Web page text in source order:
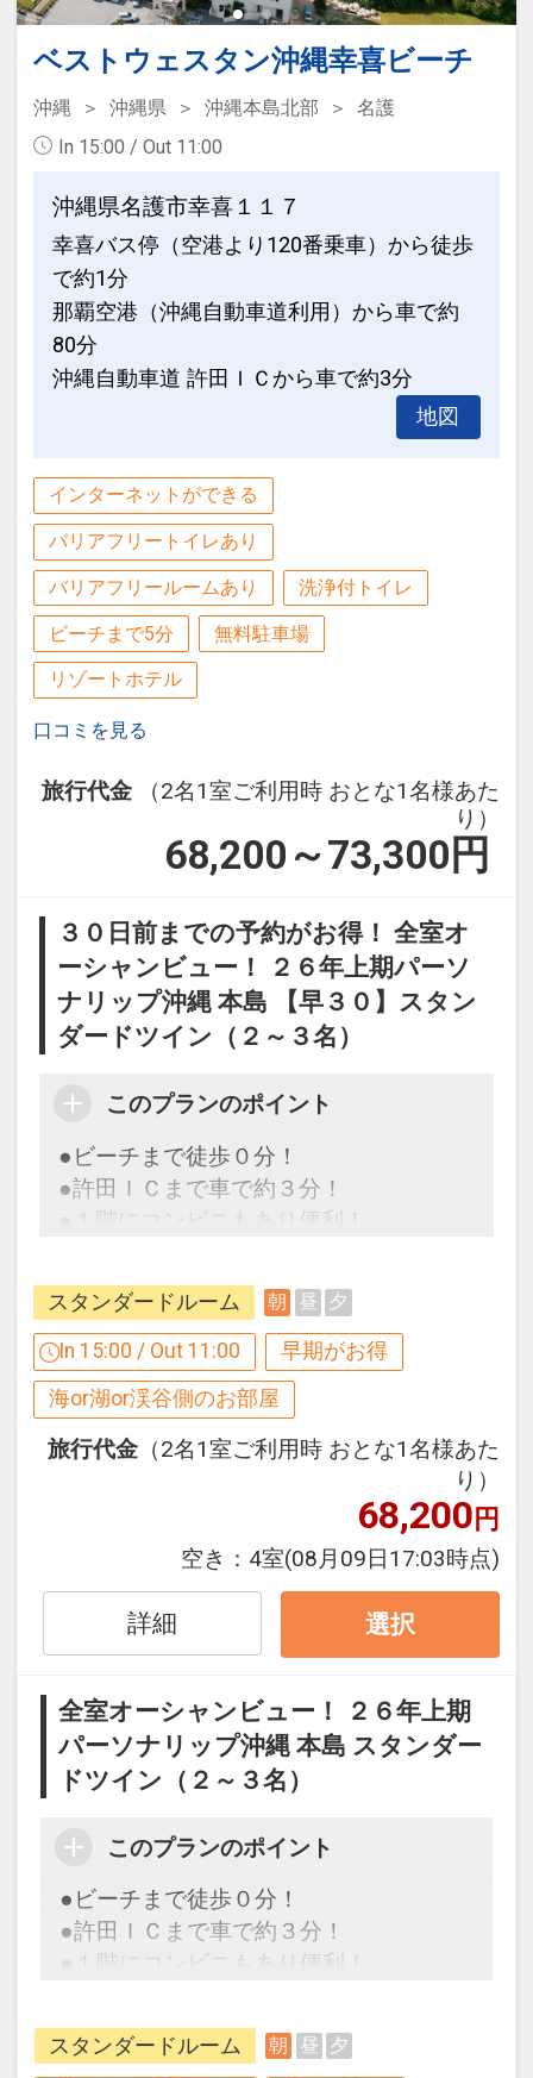
◆ ご案内 ◆
・客室内Wi-Fi利用可
・ベビーベッド、ベビーカー、ベッドガ
ードのレンタルあり（要事前予約）
・コインランドリーあり※洗剤は自動投
設定期間：2026年8月1日～2026年11月
30日
インターネットコース番号：DP-2-
200000045521
ません。
※割引適用後のご旅行代金は、カレンダ
「空室照会結果確認画面」でご確認くだ
さい。
【３０日前までの申込がお得】早期申込
割引がございます
ご宿泊の３０日前までにお申し込みにな
ると
1泊につきおひとり様
※早期申込期間を過ぎてからの変更（人
数の内訳・客室タイプ・食事条件・プラ
ン・氏名・人員・泊数の増減等の変更）
があった場合、早期申込割引は適用され
ません。
※割引適用後のご旅行代金は、カレンダ
ーからお進みいただいた後表示される
「空室照会結果確認画面」でご確認くだ
さい。
【連泊するとお得】連泊割引がございま
連泊の場合、
１，０００円引、こどもA５００円引
※他の割引との重複はできません。
※割引適用後のご旅行代金は、カレンダ
ーからお進みいただいた後表示される
「空室照会結果確認画面」でご確認くだ
さい
※宿泊期間中すべての日において人数・
氏名・客室タイプ・食事条件・プラン同
一であることが割引適用の条件となりま
す。
【７月】１７～３１日
【８月】１～３１日
【９月】１８～２３日
●レンタルカート（５名乗り）が１部屋
につき１台付♪ 広大なホテル敷地の移動
に便利です。（通常５，５００円／１
ベストウェスタン沖縄幸喜ビーチ
沖縄 沖縄県 沖縄本島北部
名護
In 15:00 / Out 11:00
沖縄県名護市幸喜１１７
幸喜バス停（空港より120番乗車）から徒歩
で約1分
那覇空港（沖縄自動車道利用）から車で約
80分
沖縄自動車道 許田ＩＣから車で約3分
地図
インターネットができる
バリアフリートイレあり
バリアフリールームあり 洗浄付トイレ
ビーチまで5分 無料駐車場
リゾートホテル
口コミを見る
旅行代金
（2名1室ご利用時 おとな1名様あた
り）
68,200～73,300 円
３０日前までの予約がお得！ 全室オ
ーシャンビュー！ ２６年上期パーソ
ナリップ沖縄 本島 【早３０】スタン
ダードツイン（２～３名）
このプランのポイント
●ビーチまで徒歩０分！
●許田ＩＣまで車で約３分！
●１階にコンビニもあり便利！
早めのお申し込みがお得！【早３０】
早期予約限定！３０日前までのご予約が
お得です！
※本プランは３０日前までの予約受付で
す。２９日前以降の人数変更、おとな・
設定期間：2026年4月1日～2026年11月
インターネットコース番号：DP-1-
17314863
スタンダードルーム 朝 昼 夕
In 15:00 / Out 11:00
早期がお得
海or湖or渓谷側のお部屋
旅行代金 （2名1室ご利用時 おとな1名様あた
り）
68,200円
空き： 4室(08月09日17:03時点)
詳細 選択
全室オーシャンビュー！ ２６年上期
パーソナリップ沖縄 本島 スタンダー
ドツイン（２～３名）
このプランのポイント
●ビーチまで徒歩０分！
●許田ＩＣまで車で約３分！
●１階にコンビニもあり便利！
【連泊するとお得】連泊割引がございま
スタンダードルーム 朝 昼 夕